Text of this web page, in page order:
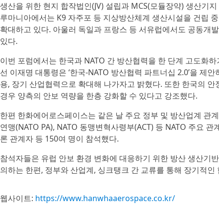
생산을 위한 현지 합작법인(JV) 설립과 MCS(모듈장약) 생산기
루마니아에서는 K9 자주포 등 지상방산체계 생산시설을 건립
확대하고 있다. 아울러 독일과 프랑스 등 서유럽에서도 공동개
있다.
이번 포럼에서는 한국과 NATO 간 방산협력을 한 단계 고도화
선 이재명 대통령은 ‘한국-NATO 방산협력 파트너십 2.0’을 제
용, 장기 산업협력으로 확대해 나가자고 밝혔다. 또한 한국의
경우 양측의 안보 역량을 한층 강화할 수 있다고 강조했다.
한편 한화에어로스페이스는 같은 날 주요 정부 및 방산업계 관
연맹(NATO PA), NATO 동맹변혁사령부(ACT) 등 NATO 주요
론 관계자 등 150여 명이 참석했다.
참석자들은 유럽 안보 환경 변화에 대응하기 위한 방산 생산기
의하는 한편, 정부와 산업계, 싱크탱크 간 교류를 통해 장기적
웹사이트: https://www.hanwhaaerospace.co.kr/